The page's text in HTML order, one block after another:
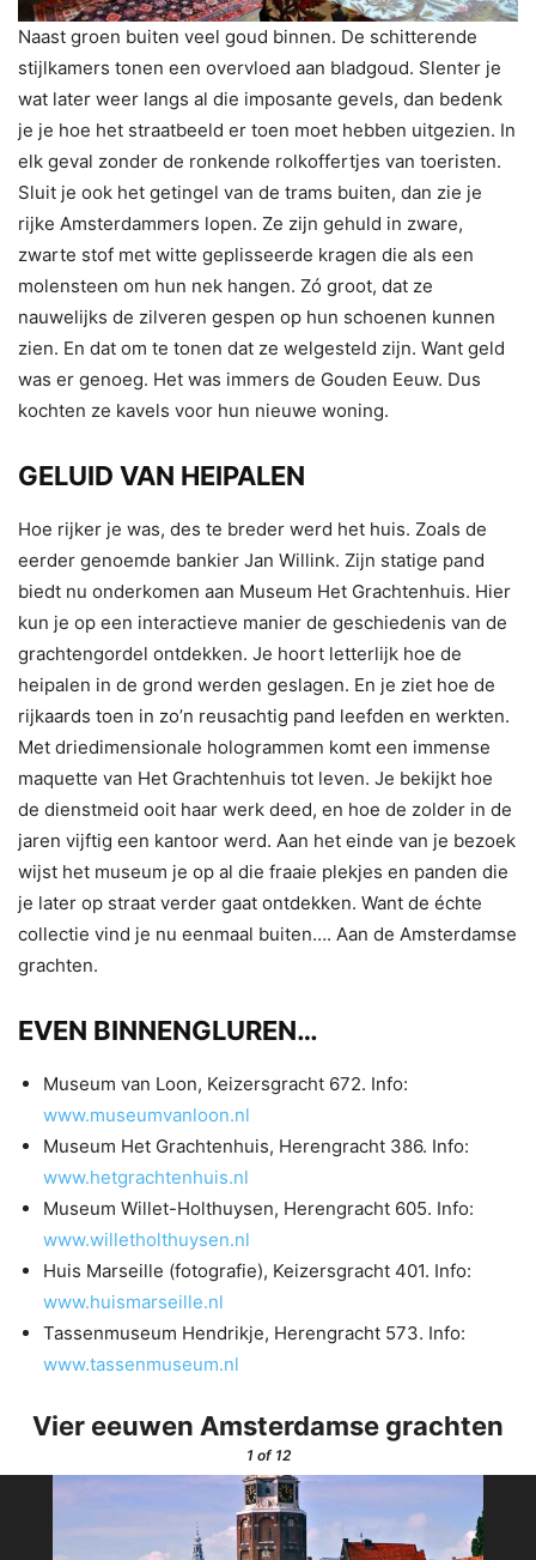
Naast groen buiten veel goud binnen. De schitterende
stijlkamers tonen een overvloed aan bladgoud. Slenter je
wat later weer langs al die imposante gevels, dan bedenk
je je hoe het straatbeeld er toen moet hebben uitgezien. In
elk geval zonder de ronkende rolkoffertjes van toeristen.
Sluit je ook het getingel van de trams buiten, dan zie je
rijke Amsterdammers lopen. Ze zijn gehuld in zware,
zwarte stof met witte geplisseerde kragen die als een
molensteen om hun nek hangen. Zó groot, dat ze
nauwelijks de zilveren gespen op hun schoenen kunnen
zien. En dat om te tonen dat ze welgesteld zijn. Want geld
was er genoeg. Het was immers de Gouden Eeuw. Dus
kochten ze kavels voor hun nieuwe woning.
GELUID VAN HEIPALEN
Hoe rijker je was, des te breder werd het huis. Zoals de
eerder genoemde bankier Jan Willink. Zijn statige pand
biedt nu onderkomen aan Museum Het Grachtenhuis. Hier
kun je op een interactieve manier de geschiedenis van de
grachtengordel ontdekken. Je hoort letterlijk hoe de
heipalen in de grond werden geslagen. En je ziet hoe de
rijkaards toen in zo’n reusachtig pand leefden en werkten.
Met driedimensionale hologrammen komt een immense
maquette van Het Grachtenhuis tot leven. Je bekijkt hoe
de dienstmeid ooit haar werk deed, en hoe de zolder in de
jaren vijftig een kantoor werd. Aan het einde van je bezoek
wijst het museum je op al die fraaie plekjes en panden die
je later op straat verder gaat ontdekken. Want de échte
collectie vind je nu eenmaal buiten…. Aan de Amsterdamse
grachten.
EVEN BINNENGLUREN…
Museum van Loon, Keizersgracht 672. Info:
www.museumvanloon.nl
Museum Het Grachtenhuis, Herengracht 386. Info:
www.hetgrachtenhuis.nl
Museum Willet-Holthuysen, Herengracht 605. Info:
www.willetholthuysen.nl
Huis Marseille (fotografie), Keizersgracht 401. Info:
www.huismarseille.nl
Tassenmuseum Hendrikje, Herengracht 573. Info:
www.tassenmuseum.nl
Vier eeuwen Amsterdamse grachten
1of 12